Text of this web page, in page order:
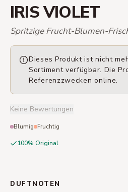
IRIS VIOLET
Spritzige Frucht-Blumen-
Dieses Produkt ist nicht
Sortiment verfügbar. Die
Referenzzwecken online.
Keine Bewertungen
Blumig Fruchtig
100% Original
DUFTNOTEN